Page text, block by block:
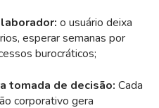
o usuário deixa
esperar semanas por
burocráticos;
tomada de decisão: Cada
corporativo gera